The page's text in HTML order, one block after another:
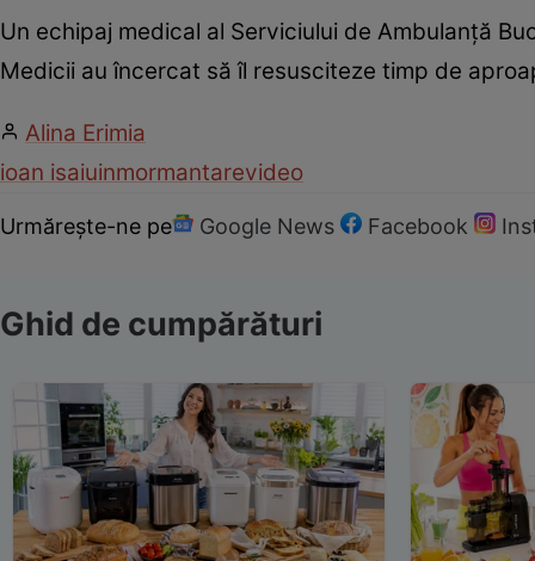
Un echipaj medical al Serviciului de Ambulanță
Medicii au încercat să îl resusciteze timp de
Alina Erimia
ioan isaiuinmormantarevideo
Urmărește-ne pe Google News Facebook
Ghid de cumpărături